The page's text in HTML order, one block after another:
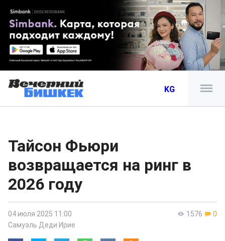
KG
Тайсон Фьюри
возвращается на ринг в
2026 году
1576 0
04 июля 2025 11:00
Самуэль Деди Ирие